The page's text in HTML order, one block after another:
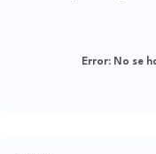
Error:No se